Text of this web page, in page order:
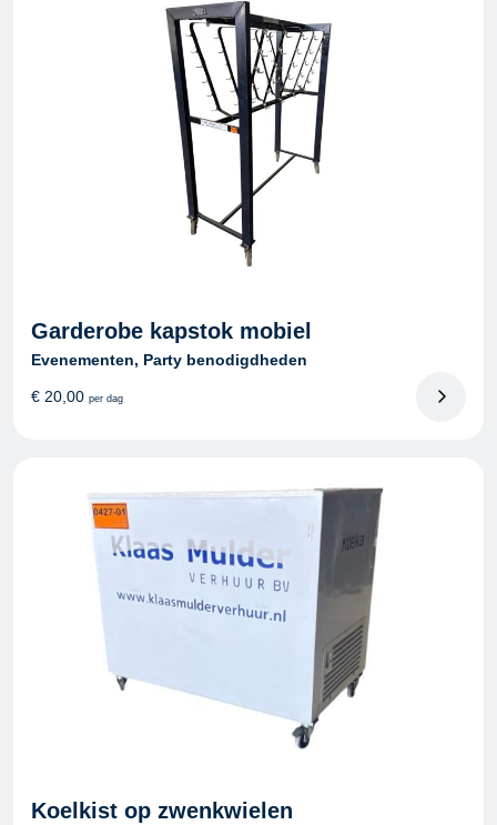
Garderobe kapstok mobiel
Evenementen, Party benodigdheden
€ 20,00 per dag
Koelkist op zwenkwielen